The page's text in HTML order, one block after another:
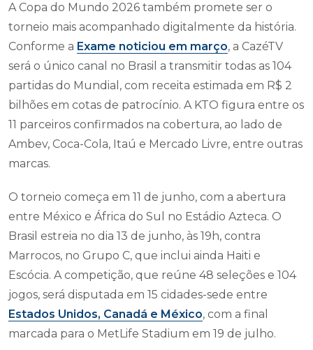
A Copa do Mundo 2026 também promete ser o
torneio mais acompanhado digitalmente da história.
Conforme a Exame noticiou em março, a CazéTV
será o único canal no Brasil a transmitir todas as 104
partidas do Mundial, com receita estimada em R$ 2
bilhões em cotas de patrocínio. A KTO figura entre os
11 parceiros confirmados na cobertura, ao lado de
Ambev, Coca-Cola, Itaú e Mercado Livre, entre outras
marcas.
O torneio começa em 11 de junho, com a abertura
entre México e África do Sul no Estádio Azteca. O
Brasil estreia no dia 13 de junho, às 19h, contra
Marrocos, no Grupo C, que inclui ainda Haiti e
Escócia. A competição, que reúne 48 seleções e 104
jogos, será disputada em 15 cidades-sede entre
Estados Unidos, Canadá e México, com a final
marcada para o MetLife Stadium em 19 de julho.